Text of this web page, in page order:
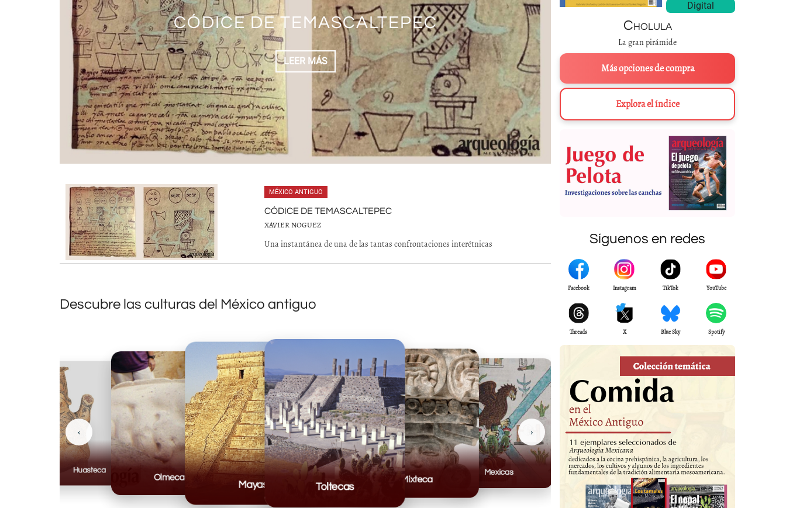
CÓDICE DE TEMASCALTEPEC
LEER MÁS
MÉXICO ANTIGUO
CÓDICE DE TEMASCALTEPEC
XAVIER NOGUEZ
Una instantánea de una de las tantas confrontaciones interétnicas
Descubre las culturas del México antiguo
Toltecas
Casas Grandes
Huasteca
Olmecas
‹ ›
Digital
Cholula
La gran pirámide
Más opciones de compra
Explora el índice
Síguenos en redes
Facebook Instagram TikTok YouTube
Threads X Blue Sky Spotify